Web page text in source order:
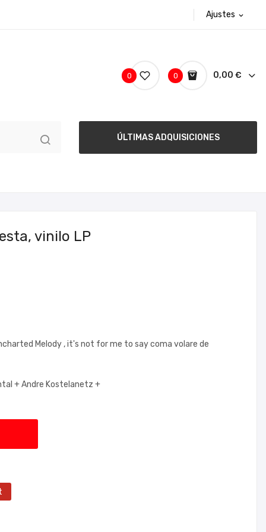
Ajustes expand_more
0 0,00 €
0
ÚLTIMAS ADQUISICIONES
vinilo LP
Melody , it's not for me to say coma volare de
+Andre Kostelanetz +